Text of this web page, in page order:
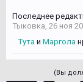
Последнее
Тыковка, 26 ноя
Тута и Маргола
(Вы